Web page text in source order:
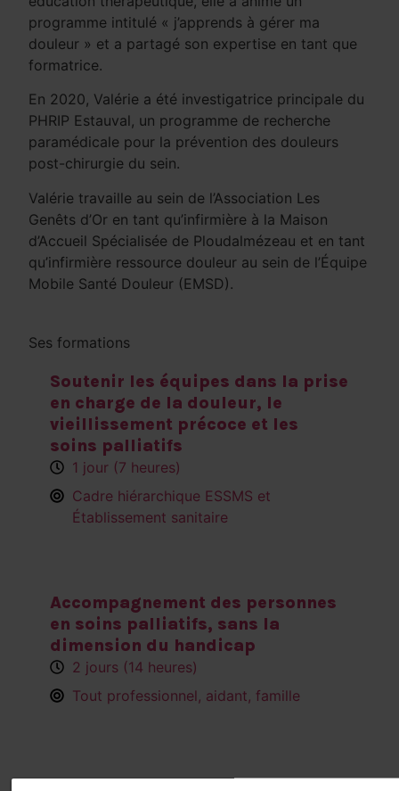
programme intitulé « j’apprends à gérer ma
douleur » et a partagé son expertise en tant que
formatrice.
En 2020, Valérie a été investigatrice principale du
PHRIP Estauval, un programme de recherche
paramédicale pour la prévention des douleurs
post-chirurgie du sein.
Valérie travaille au sein de l’Association Les
Genêts d’Or en tant qu’infirmière à la Maison
d’Accueil Spécialisée de Ploudalmézeau et en tant
qu’infirmière ressource douleur au sein de l’Équipe
Mobile Santé Douleur (EMSD).
Ses formations
Soutenir les équipes dans la prise
en charge de la douleur, le
vieillissement précoce et les
soins palliatifs
1 jour (7 heures)
Cadre hiérarchique ESSMS et
Établissement sanitaire
Accompagnement des personnes
en soins palliatifs, sans la
dimension du handicap
2 jours (14 heures)
Tout professionnel, aidant, famille